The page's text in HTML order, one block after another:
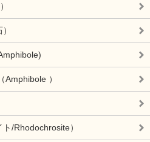
Amphibole ）
/Rhodochrosite）